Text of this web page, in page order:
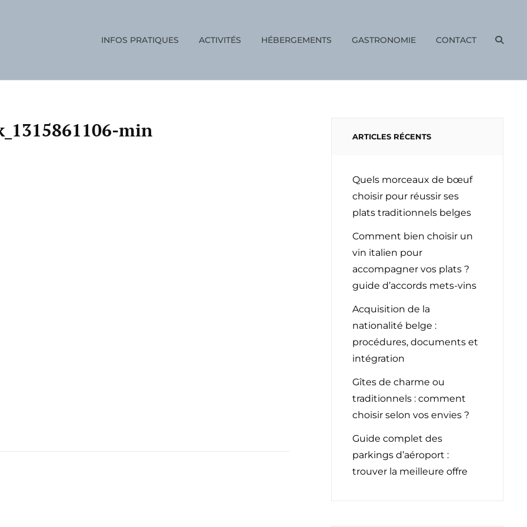
INFOS PRATIQUES ACTIVITÉS HÉBERGEMENTS GASTRONOMIE CONTACT
min ARTICLES RÉCENTS
Quels morceaux de bœuf
choisir pour réussir ses
plats traditionnels belges
Comment bien choisir un
vin italien pour
accompagner vos plats ?
guide d’accords mets-vins
Acquisition de la
nationalité belge :
procédures, documents et
intégration
Gîtes de charme ou
traditionnels : comment
choisir selon vos envies ?
Guide complet des
parkings d’aéroport :
trouver la meilleure offre